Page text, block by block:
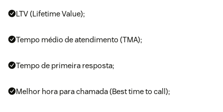
LTV (Lifetime Value);
Tempo médio de atendimento (TMA);
Tempo de primeira resposta;
Melhor hora para chamada (Best time to call);